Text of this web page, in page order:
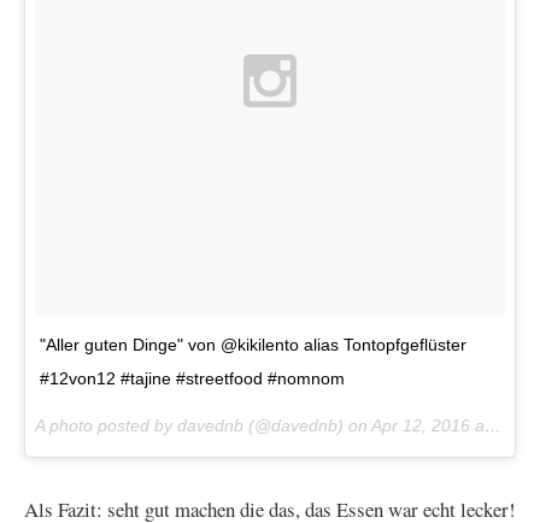
"Aller guten Dinge" von @kikilento alias Tontopfgeflüster
#12von12 #tajine #streetfood #nomnom
A photo posted by davednb (@davednb) on Apr 12, 2016 at 10:40am PDT
Als Fazit: seht gut machen die das, das Essen war echt lecker!